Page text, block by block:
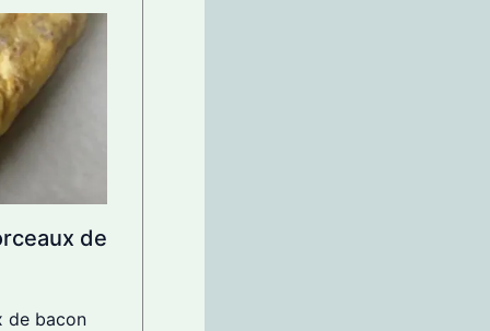
de
de bacon